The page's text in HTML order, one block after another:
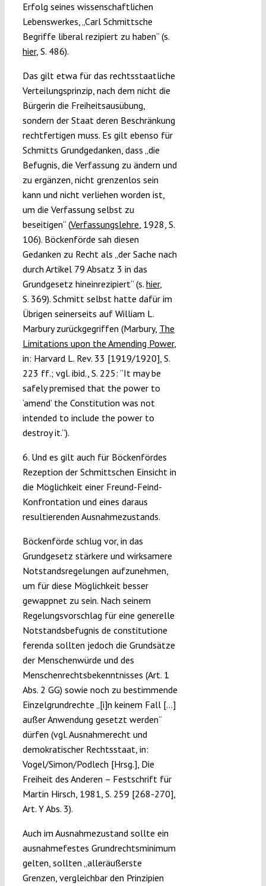
Erfolg seines wissenschaftlichen
Lebenswerkes, „Carl Schmittsche
Begriffe liberal rezipiert zu haben“ (s.
hier, S. 486).
Das gilt etwa für das rechtsstaatliche
Verteilungsprinzip, nach dem nicht die
Bürgerin die Freiheitsausübung,
sondern der Staat deren Beschränkung
rechtfertigen muss. Es gilt ebenso für
Schmitts Grundgedanken, dass „die
Befugnis, die Verfassung zu ändern und
zu ergänzen, nicht grenzenlos sein
kann und nicht verliehen worden ist,
um die Verfassung selbst zu
beseitigen“ (Verfassungslehre, 1928, S.
106). Böckenförde sah diesen
Gedanken zu Recht als „der Sache nach
durch Artikel 79 Absatz 3 in das
Grundgesetz hineinrezipiert“ (s. hier,
S. 369). Schmitt selbst hatte dafür im
Übrigen seinerseits auf William L.
Marbury zurückgegriffen (Marbury, The
Limitations upon the Amending Power,
in: Harvard L. Rev. 33 [1919/1920], S.
223 ff.; vgl. ibid., S. 225: “It may be
safely premised that the power to
‘amend’ the Constitution was not
intended to include the power to
destroy it.”).
6. Und es gilt auch für Böckenfördes
Rezeption der Schmittschen Einsicht in
die Möglichkeit einer Freund-Feind-
Konfrontation und eines daraus
resultierenden Ausnahmezustands.
Böckenförde schlug vor, in das
Grundgesetz stärkere und wirksamere
Notstandsregelungen aufzunehmen,
um für diese Möglichkeit besser
gewappnet zu sein. Nach seinem
Regelungsvorschlag für eine generelle
Notstandsbefugnis de constitutione
ferenda sollten jedoch die Grundsätze
der Menschenwürde und des
Menschenrechtsbekenntnisses (Art. 1
Abs. 2 GG) sowie noch zu bestimmende
Einzelgrundrechte „[i]n keinem Fall […]
außer Anwendung gesetzt werden“
dürfen (vgl. Ausnahmerecht und
demokratischer Rechtsstaat, in:
Vogel/Simon/Podlech [Hrsg.], Die
Freiheit des Anderen – Festschrift für
Martin Hirsch, 1981, S. 259 [268-270],
Art. Y Abs. 3).
Auch im Ausnahmezustand sollte ein
ausnahmefestes Grundrechtsminimum
gelten, sollten „alleräußerste
Grenzen, vergleichbar den Prinzipien